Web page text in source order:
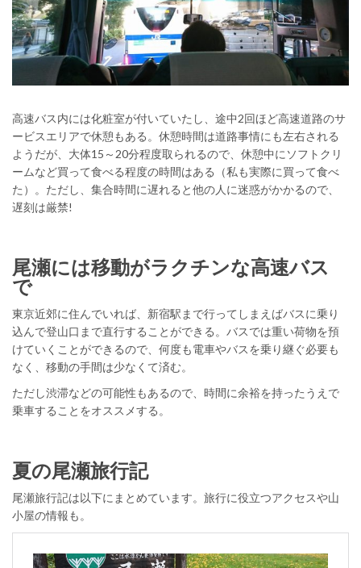
高速バス内には化粧室が付いていたし、途中2回ほど高速道路のサ
ービスエリアで休憩もある。休憩時間は道路事情にも左右される
ようだが、大体15～20分程度取られるので、休憩中にソフトクリ
ームなど買って食べる程度の時間はある（私も実際に買って食べ
た）。ただし、集合時間に遅れると他の人に迷惑がかかるので、
遅刻は厳禁!
尾瀬には移動がラクチンな高速バス
で
東京近郊に住んでいれば、新宿駅まで行ってしまえばバスに乗り
込んで登山口まで直行することができる。バスでは重い荷物を預
けていくことができるので、何度も電車やバスを乗り継ぐ必要も
なく、移動の手間は少なくて済む。
ただし渋滞などの可能性もあるので、時間に余裕を持ったうえで
乗車することをオススメする。
夏の尾瀬旅行記
尾瀬旅行記は以下にまとめています。旅行に役立つアクセスや山
小屋の情報も。